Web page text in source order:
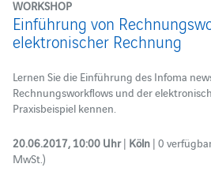
WORKSHOP
Einführung von
elektronischer Rechnung
Lernen Sie die Einführung des Infoma
Rechnungsworkflows und der
Praxisbeispiel kennen.
20.06.2017, 10:00 Uhr| Köln | 0
MwSt.)